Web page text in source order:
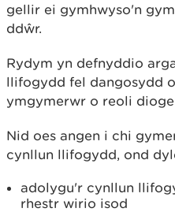
gellir ei gymhwyso'n
ddŵr.
Rydym yn defnyddio
llifogydd fel dangosydd
ymgymerwr o reoli
Nid oes angen i chi
cynllun llifogydd, ond
adolygu'r cynllun
rhestr wirio isod